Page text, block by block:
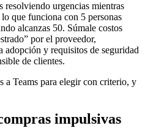
resolviendo urgencias mientras
que funciona con 5 personas
alcanzas 50. Súmale costos
por el proveedor,
adopción y requisitos de seguridad
de clientes.
a Teams para elegir con criterio, y
impulsivas